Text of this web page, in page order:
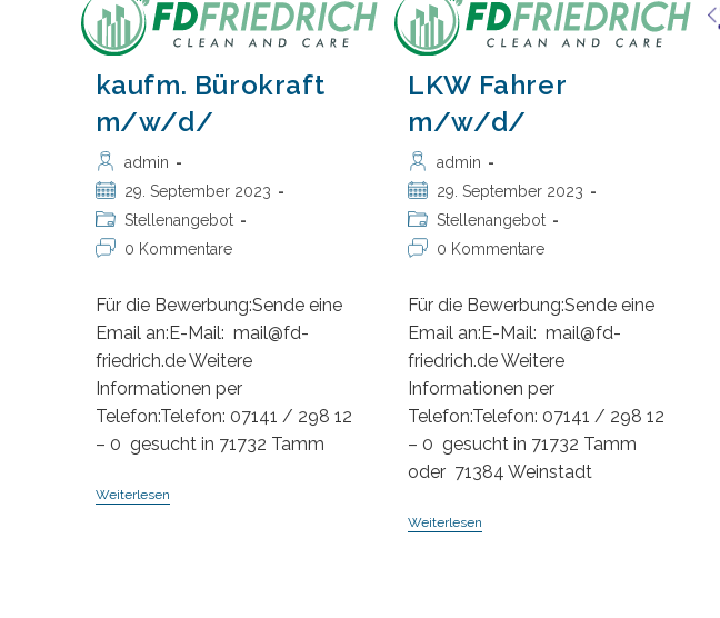
Krippen-
Und
Elementarbereich
Voll-
Und/oder
Teilzeit
kaufm. Bürokraft
m/w/d/
Beitrags-
Autor:
admin
Beitrag
veröffentlicht:
29. September 2023
Beitrags-
Kategorie:
Stellenangebot
Beitrags-0 Kommentare
Für die Bewerbung:Sende eine
Email an:E-Mail: mail@fd-
friedrich.de Weitere
Informationen per
Telefon:Telefon: 07141 / 298 12
– 0 gesucht in 71732 Tamm
WeiterlesenKaufm.
LKW Fahrer
m/w/d/
Beitrags-
Autor:
admin
Beitrag
veröffentlicht:
29. September 2023
Beitrags-
Kategorie:
Stellenangebot
Beitrags-0 Kommentare
Für die Bewerbung:Sende eine
Email an:E-Mail: mail@fd-
friedrich.de Weitere
Informationen per
Telefon:Telefon: 07141 / 298 12
– 0 gesucht in 71732 Tamm
oder 71384 Weinstadt
Weiterlesen